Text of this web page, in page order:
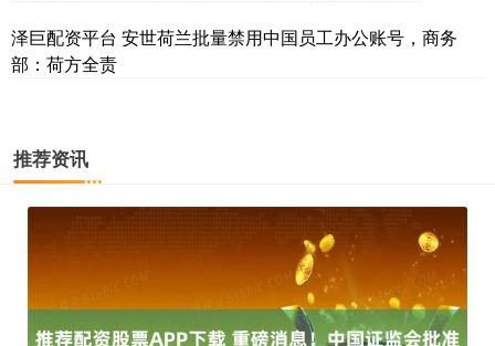
泽巨配资平台 安世荷兰批量禁用中国员工办公账号，商务
部：荷方全责
推荐资讯